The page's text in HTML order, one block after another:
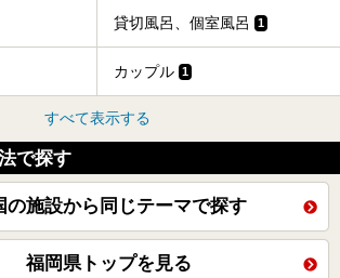
貸切風呂、個室風呂 1
カップル 1
すべて表示する
で探す
の施設から同じテーマで探す
福岡県トップを見る